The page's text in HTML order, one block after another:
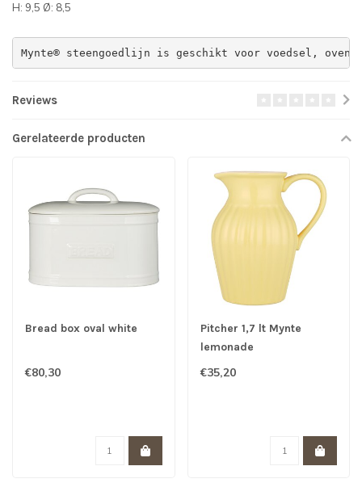
H: 9,5 Ø: 8,5
Mynte® steengoedlijn is geschikt voor voedsel,
Reviews
Gerelateerde producten
Bread box oval white
€80,30
Pitcher 1,7 lt Mynte
lemonade
€35,20